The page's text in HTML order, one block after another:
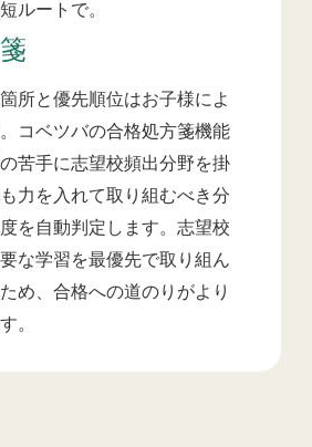
ルートで。
所と優先順位はお子様によ
コベツバの合格処方箋機能
苦手に志望校頻出分野を掛
力を入れて取り組むべき分
を自動判定します。志望校
な学習を最優先で取り組ん
め、合格への道のりがより
。